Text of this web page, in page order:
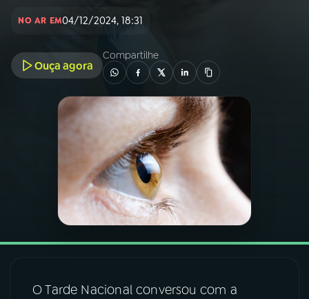
INÍCIO
A RÁDIO
PROGRAMAÇÃO
PROGRAMAS
PODCASTS
06VIDEOCASTS
07ÚLTIMAS
NO AR EM04/12/2024, 18:31
Ouça agora
Compartilhe
O Tarde Nacional conversou com a